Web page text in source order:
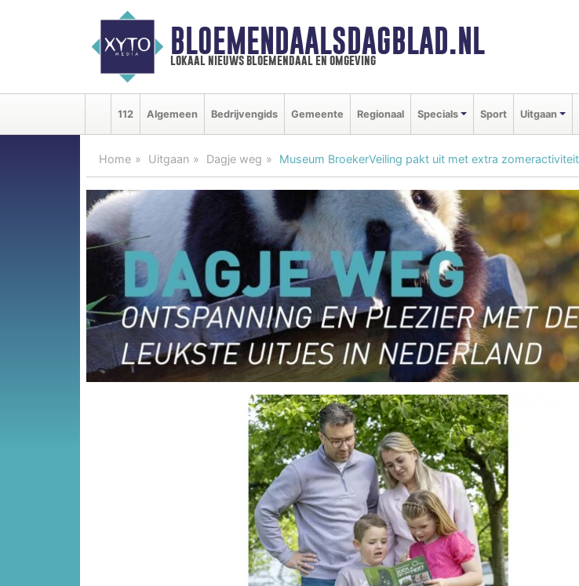
BLOEMENDAALSDAGBLAD.NL
lokaal nieuws bloemendaal en omgeving
112 Algemeen Bedrijvengids Gemeente Regionaal Specials Sport Uitgaan
Home Uitgaan Dagje weg Museum BroekerVeiling pakt uit met extra